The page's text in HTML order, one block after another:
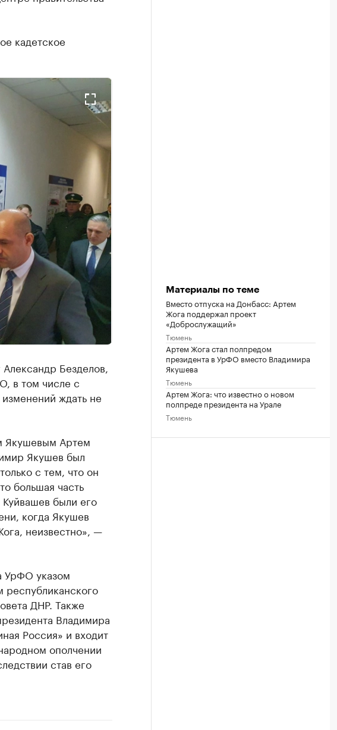
кадетское
Безделов,
в том числе с
ждать не
Якушевым Артем
Якушев был
с тем, что он
большая часть
были его
когда Якушев
неизвестно», —
УрФО указом
республиканского
ДНР. Также
Владимира
Россия» и входит
ополчении
став его
Материалы по теме
Вместо отпуска на Донбасс: Артем
Жога поддержал проект
«Доброслужащий»
Тюмень
Артем Жога стал полпредом
президента в УрФО вместо Владимира
Якушева
Тюмень
Артем Жога: что известно о новом
полпреде президента на Урале
Тюмень